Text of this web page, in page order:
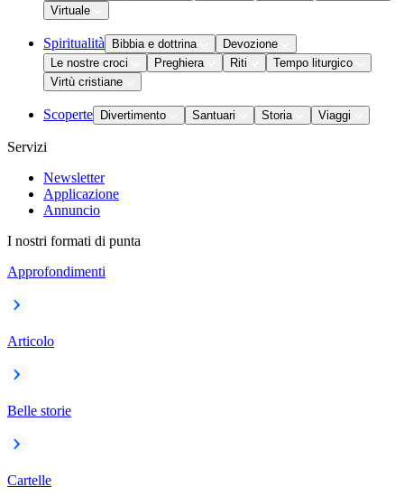
Virtuale
Spiritualità Bibbia e dottrina
Devozione
Le nostre croci
Preghiera Riti
Tempo liturgico
Virtù cristiane
Scoperte Divertimento Santuari Storia Viaggi
Servizi
Newsletter
Applicazione
Annuncio
I nostri formati di punta
Approfondimenti
Articolo
Belle storie
Cartelle